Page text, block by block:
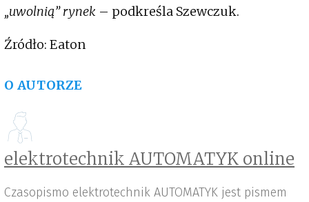
„uwolnią” rynek – podkreśla Szewczuk.
Źródło: Eaton
O AUTORZE
elektrotechnik AUTOMATYK online
Czasopismo elektrotechnik AUTOMATYK jest pismem